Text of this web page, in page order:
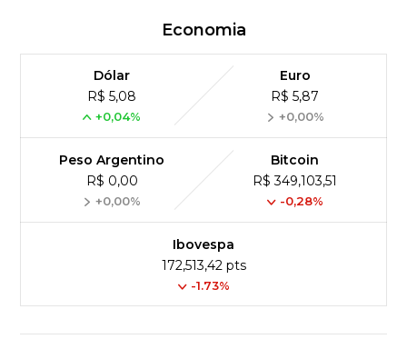
Economia
Dólar
R$ 5,08
+0,04%
Euro
R$ 5,87
+0,00%
Peso Argentino
R$ 0,00
+0,00%
Bitcoin
R$ 349,103,51
-0,28%
Ibovespa
172,513,42 pts
-1.73%